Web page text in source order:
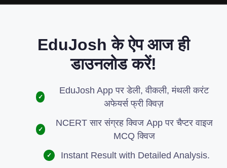
EduJosh के ऐप आज ही
डाउनलोड करें!
✓
EduJosh App पर डेली, वीकली, मंथली करंट
अफेयर्स फ्री क्विज़
✓
NCERT सार संग्रह क्विज App पर चैप्टर वाइज
MCQ क्विज
✓ Instant Result with Detailed Analysis.